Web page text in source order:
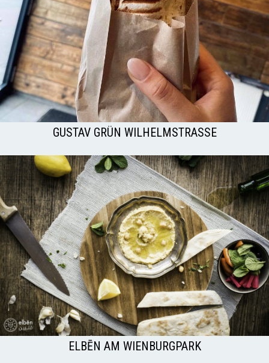
GUSTAV GRÜN WILHELMSTRASSE
ELBĒN AM WIENBURGPARK